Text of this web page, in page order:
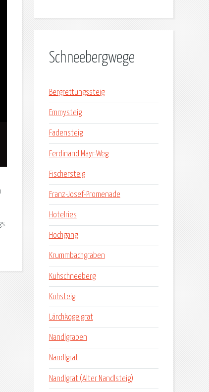
Schneebergwege
Bergrettungssteig
Emmysteig
Fadensteig
Ferdinand Mayr-Weg
Fischersteig
Franz-Josef-Promenade
Hotelries
Hochgang
Krummbachgraben
Kuhschneeberg
Kuhsteig
Lärchkogelgrat
Nandlgraben
Nandlgrat
Nandlgrat (Alter Nandlsteig)